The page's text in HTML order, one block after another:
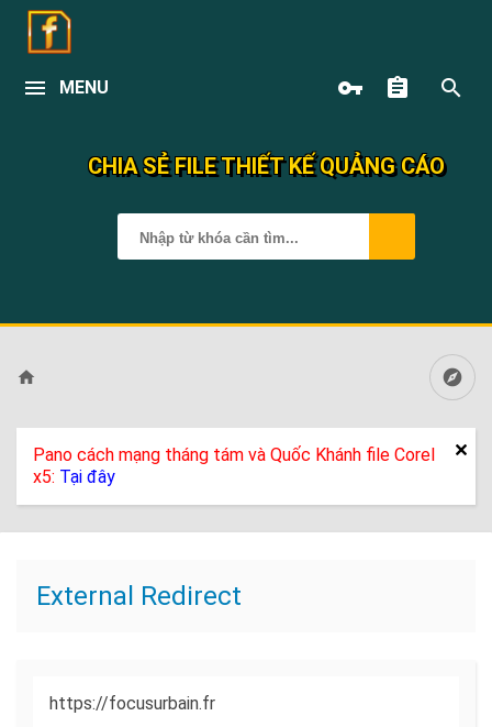
MENU
CHIA SẺ FILE THIẾT KẾ QUẢNG CÁO
Pano cách mạng tháng tám và Quốc Khánh file Corel
x5: Tại đây
External Redirect
https://focusurbain.fr